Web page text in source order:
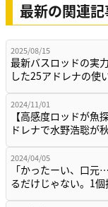
最新の関連
2025/08/15
最新バスロッドの実
した25アドレナの使
2024/11/01
【高感度ロッドが魚
ドレナで水野浩聡が
2024/04/05
「かったーい、口
るだけじゃない。1